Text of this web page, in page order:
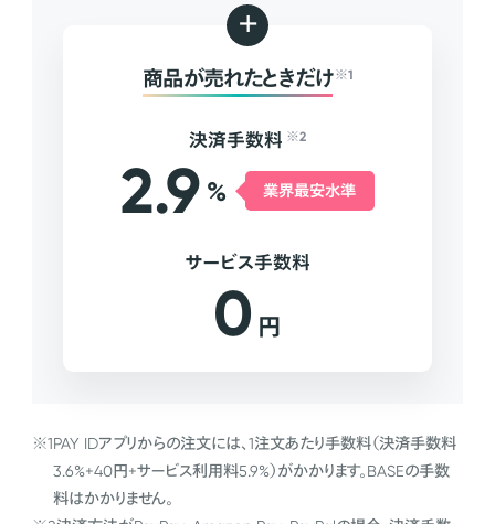
+
商品が売れたときだけ ※1
決済手数料 ※2
2.9 % 業界最安水準
サービス手数料
0 円
※1PAY IDアプリからの注文には、1注文あたり手数料（決済手数料
3.6%+40円+サービス利用料5.9%）がかかります。BASEの手数
料はかかりません。